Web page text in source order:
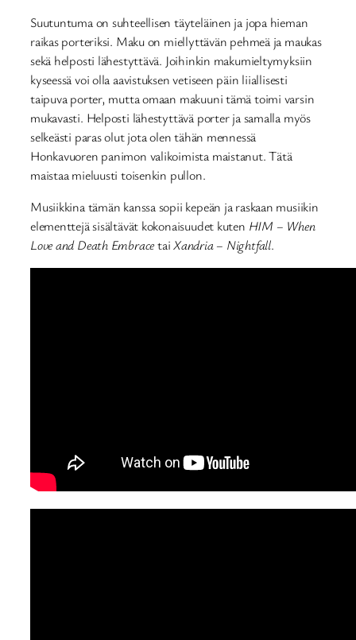
Suutuntuma on suhteellisen täyteläinen ja jopa hieman
raikas porteriksi. Maku on miellyttävän pehmeä ja maukas
sekä helposti lähestyttävä. Joihinkin makumieltymyksiin
kyseessä voi olla aavistuksen vetiseen päin liiallisesti
taipuva porter, mutta omaan makuuni tämä toimi varsin
mukavasti. Helposti lähestyttävä porter ja samalla myös
selkeästi paras olut jota olen tähän mennessä
Honkavuoren panimon valikoimista maistanut. Tätä
maistaa mieluusti toisenkin pullon.
Musiikkina tämän kanssa sopii kepeän ja raskaan musiikin
elementtejä sisältävät kokonaisuudet kuten HIM – When
Love and Death EmbracetaiXandria – Nightfall.